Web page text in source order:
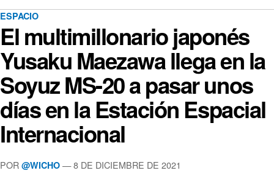
ESPACIO
El multimillonario japonés
Yusaku Maezawa llega en la
Soyuz MS-20 a pasar unos
días en la Estación Espacial
Internacional
POR @WICHO — 8 DE DICIEMBRE DE 2021